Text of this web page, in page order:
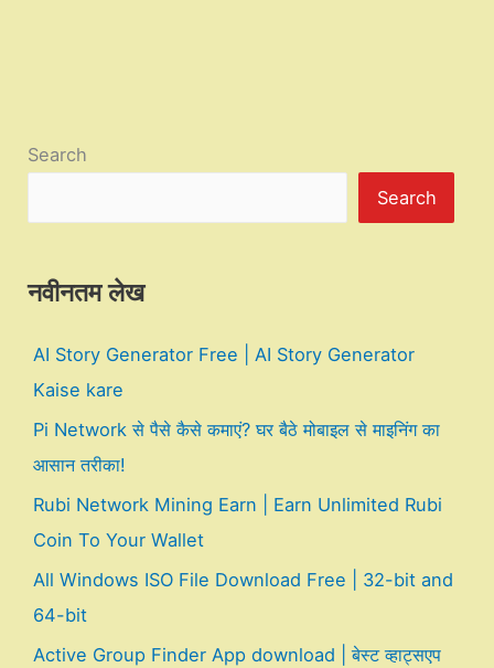
Search
Search
नवीनतम लेख
AI Story Generator Free | AI Story Generator
Kaise kare
Pi Network से पैसे कैसे कमाएं? घर बैठे मोबाइल से माइनिंग का
आसान तरीका!
Rubi Network Mining Earn | Earn Unlimited Rubi
Coin To Your Wallet
All Windows ISO File Download Free | 32-bit and
64-bit
Active Group Finder App download | बेस्ट व्हाट्सएप